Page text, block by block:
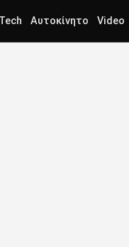
Tech Αυτοκίνητο Video